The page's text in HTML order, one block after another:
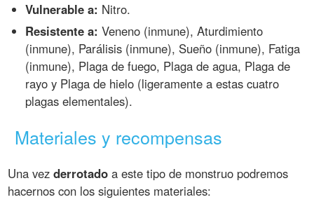
Vulnerable a: Nitro.
Resistente a: Veneno (inmune), Aturdimiento
(inmune), Parálisis (inmune), Sueño (inmune), Fatiga
(inmune), Plaga de fuego, Plaga de agua, Plaga de
rayo y Plaga de hielo (ligeramente a estas cuatro
plagas elementales).
Materiales y recompensas
Una vezderrotado a este tipo de monstruo podremos
hacernos con los siguientes materiales: